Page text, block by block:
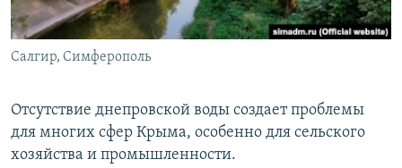
Салгир, Симферополь
Отсутствие днепровской воды создает проблемы
для многих сфер Крыма, особенно для сельского
хозяйства и промышленности.